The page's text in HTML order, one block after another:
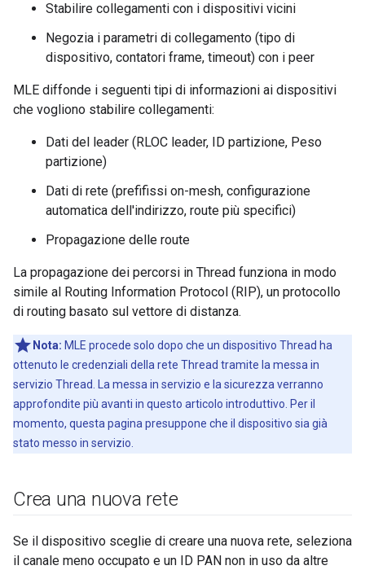
Stabilire collegamenti con i dispositivi vicini
Negozia i parametri di collegamento (tipo di
dispositivo, contatori frame, timeout) con i peer
MLE diffonde i seguenti tipi di informazioni ai dispositivi
che vogliono stabilire collegamenti:
Dati del leader (RLOC leader, ID partizione, Peso
partizione)
Dati di rete (prefifissi on-mesh, configurazione
automatica dell'indirizzo, route più specifici)
Propagazione delle route
La propagazione dei percorsi in Thread funziona in modo
simile al Routing Information Protocol (RIP), un protocollo
di routing basato sul vettore di distanza.
Nota: MLE procede solo dopo che un dispositivo Thread ha
ottenuto le credenziali della rete Thread tramite la messa in
servizio Thread. La messa in servizio e la sicurezza verranno
approfondite più avanti in questo articolo introduttivo. Per il
momento, questa pagina presuppone che il dispositivo sia già
stato messo in servizio.
Crea una nuova rete
Se il dispositivo sceglie di creare una nuova rete, seleziona
il canale meno occupato e un ID PAN non in uso da altre